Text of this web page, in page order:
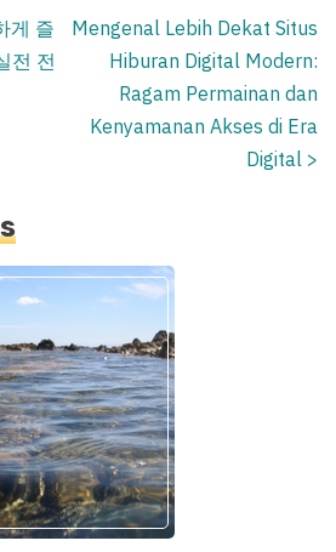
게 즐
전 전
Mengenal Lebih Dekat Situs
Hiburan Digital Modern:
Ragam Permainan dan
Kenyamanan Akses di Era
Digital >